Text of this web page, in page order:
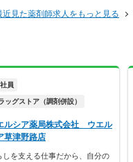
近見た薬剤師求人をもっと見る
員
ッグストア（調剤併設）
ルシア薬局株式会社 ウエル
草津野路店
しを支える仕事だから、自分の